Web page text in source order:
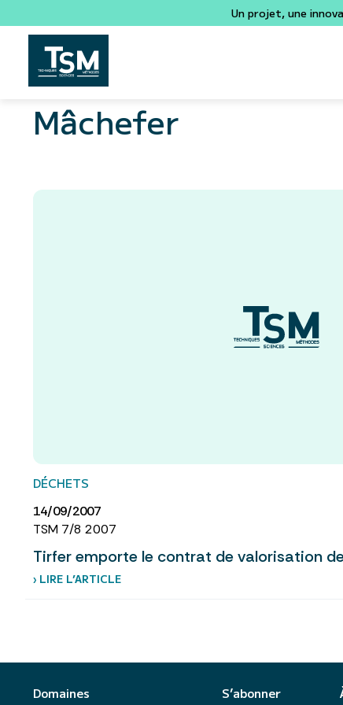
Un projet, une
Mâchefer
DÉCHETS
14/09/2007
TSM 7/8 2007
Tirfer emporte le contrat de valorisation
› LIRE L’ARTICLE
Domaines S’abonner